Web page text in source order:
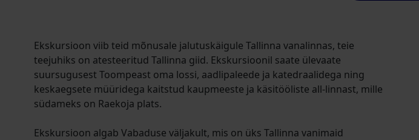
Ekskursioon viib teid mõnusale jalutuskäigule Tallinna vanalinnas, teie
teejuhiks on atesteeritud Tallinna giid. Ekskursioonil saate ülevaate
suursugusest Toompeast oma lossi, aadlipaleede ja katedraalidega ning
keskaegsete müüridega kaitstud kaupmeeste ja käsitööliste all-linnast, mille
südameks on Raekoja plats.
Ekskursioon algab Vabaduse väljakult, mis on üks Tallinna vanimaid